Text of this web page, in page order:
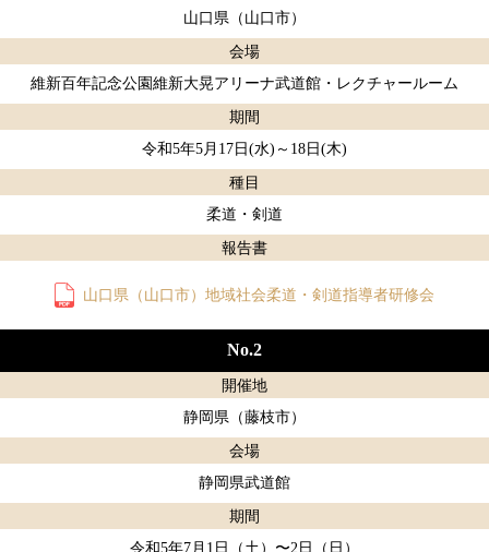
山口県（山口市）
会場
維新百年記念公園維新大晃アリーナ武道館・レクチャールーム
期間
令和5年5月17日(水)～18日(木)
種目
柔道・剣道
報告書
山口県（山口市）地域社会柔道・剣道指導者研修会
No.2
開催地
静岡県（藤枝市）
会場
静岡県武道館
期間
令和5年7月1日（土）〜2日（日）